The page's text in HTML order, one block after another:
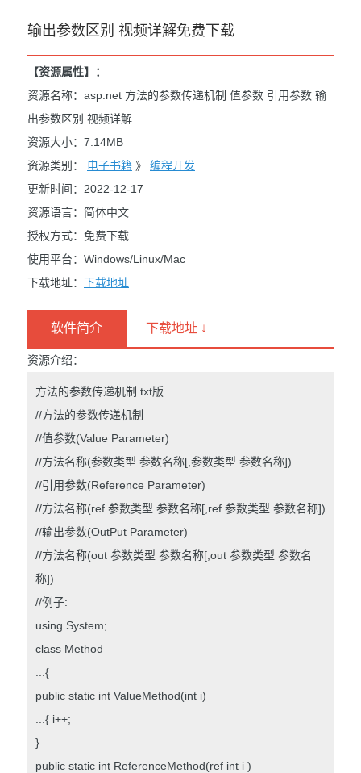
输出参数区别 视频详解免费下载
【资源属性】：
资源名称：asp.net 方法的参数传递机制 值参数 引用参数 输
出参数区别 视频详解
资源大小：7.14MB
资源类别： 电子书籍 》 编程开发
更新时间：2022-12-17
资源语言：简体中文
授权方式：免费下载
使用平台：Windows/Linux/Mac
下载地址： 下载地址
软件简介 下载地址 ↓
资源介绍：
方法的参数传递机制 txt版
//方法的参数传递机制
//值参数(Value Parameter)
//方法名称(参数类型 参数名称[,参数类型 参数名称])
//引用参数(Reference Parameter)
//方法名称(ref 参数类型 参数名称[,ref 参数类型 参数名称])
//输出参数(OutPut Parameter)
//方法名称(out 参数类型 参数名称[,out 参数类型 参数名
称])
//例子:
using System;
class Method
...{
public static int ValueMethod(int i)
...{ i++;
}
public static int ReferenceMethod(ref int i )